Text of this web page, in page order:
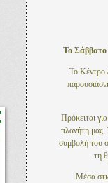
Το Σάββατο
Το Κέντρο
Πρόκειται
πλανήτη μας.
συμβολή του
τη
Μέσα